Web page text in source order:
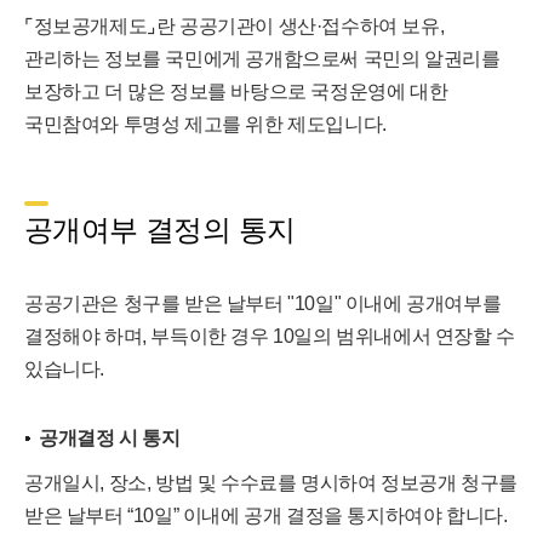
⌜정보공개제도⌟란 공공기관이 생산·접수하여 보유,
관리하는 정보를 국민에게 공개함으로써 국민의 알권리를
보장하고 더 많은 정보를 바탕으로 국정운영에 대한
국민참여와 투명성 제고를 위한 제도입니다.
공개여부 결정의 통지
공공기관은 청구를 받은 날부터 "10일" 이내에 공개여부를
결정해야 하며, 부득이한 경우 10일의 범위내에서 연장할 수
있습니다.
공개결정 시 통지
공개일시, 장소, 방법 및 수수료를 명시하여 정보공개 청구를
받은 날부터 “10일” 이내에 공개 결정을 통지하여야 합니다.